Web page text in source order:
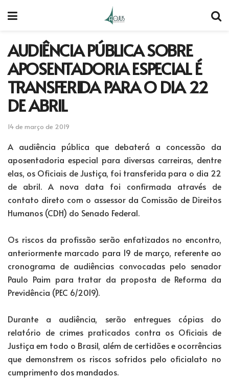
AUDIÊNCIA PÚBLICA SOBRE
APOSENTADORIA ESPECIAL É
TRANSFERIDA PARA O DIA 22
DE ABRIL
14 de março de 2019
A audiência pública que debaterá a concessão da
aposentadoria especial para diversas carreiras, dentre
elas, os Oficiais de Justiça, foi transferida para o dia 22
de abril. A nova data foi confirmada através de
contato direto com o assessor da Comissão de Direitos
Humanos (CDH) do Senado Federal.
Os riscos da profissão serão enfatizados no encontro,
anteriormente marcado para 19 de março, referente ao
cronograma de audiências convocadas pelo senador
Paulo Paim para tratar da proposta de Reforma da
Previdência (PEC 6/2019).
Durante a audiência, serão entregues cópias do
relatório de crimes praticados contra os Oficiais de
Justiça em todo o Brasil, além de certidões e ocorrências
que demonstrem os riscos sofridos pelo oficialato no
cumprimento dos mandados.